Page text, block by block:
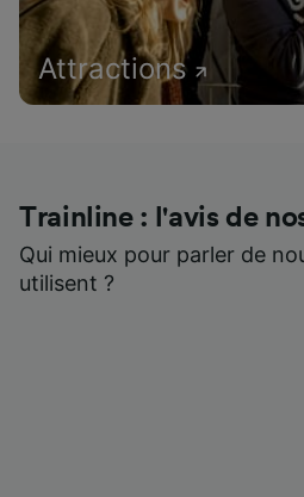
Attractions
Trainline : l'avis de
Qui mieux pour parler de
utilisent ?